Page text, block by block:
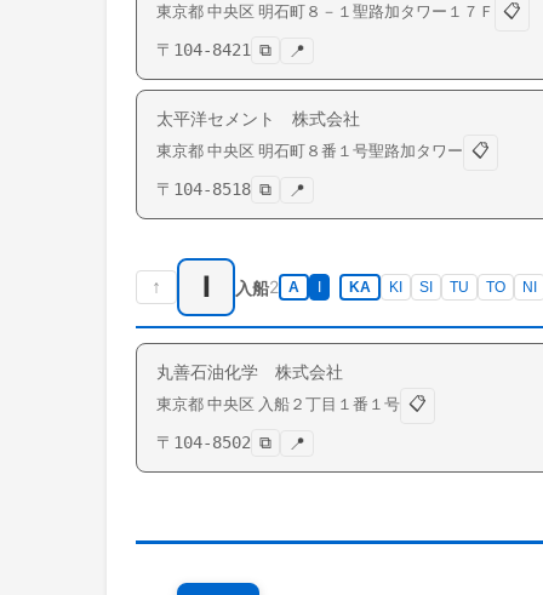
東京都 中央区 明石町 ８－１聖路加タワー１７Ｆ
📋
〒 104-8421 ⧉ 📍
太平洋セメント 株式会社
東京都 中央区 明石町 ８番１号聖路加タワー 📋
〒 104-8518 ⧉ 📍
↑ I 入船2 A KA KI SI TU TO NI
丸善石油化学 株式会社
東京都 中央区 入船 ２丁目１番１号 📋
〒 104-8502 ⧉ 📍